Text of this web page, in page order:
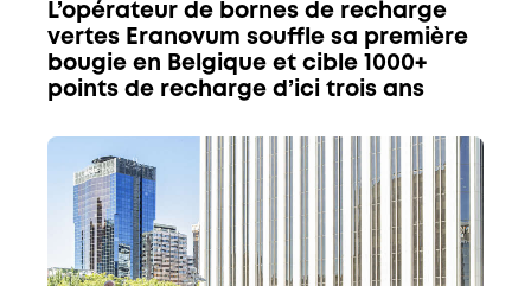
L’opérateur de bornes de recharge
vertes Eranovum souffle sa première
bougie en Belgique et cible 1000+
points de recharge d’ici trois ans